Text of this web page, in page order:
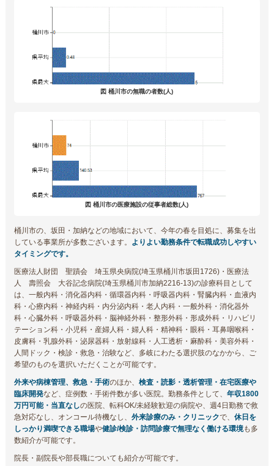
図 桶川市の無職の者数(人)
図 桶川市の医療施設の従事者総数(人)
桶川市の、坂田・加納などの地域において、今年の春を目処に、募集を出
している事業所が多数ございます。 よりよい勤務条件で転職成功しやすい
タイミングです。
医療法人財団 聖蹟会 埼玉県央病院(埼玉県桶川市坂田1726)・医療法
人 壽照会 大谷記念病院(埼玉県桶川市加納2216-13)の診療科目として
は、一般内科・消化器内科・循環器内科・呼吸器内科・腎臓内科・血液内
科・心療内科・神経内科・内分泌内科・老人内科・一般外科・消化器外
科・心臓外科・呼吸器外科・脳神経外科・整形外科・形成外科・リハビリ
テーション科・小児科・産婦人科・婦人科・精神科・眼科・耳鼻咽喉科・
皮膚科・乳腺外科・泌尿器科・放射線科・人工透析・麻酔科・美容外科・
人間ドック・検診・救急・治験など、多岐にわたる選択肢のなかから、ご
希望のものを選択いただくことが可能です。
外来や病棟管理、救急・手術のほか、 検査・読影・透析管理・在宅医療や
臨床開発など、症例数・手術件数が多い医院。勤務条件として、 年収1800
万円可能・当直なしの医院、転科OK/未経験歓迎の病院や、週4日勤務で救
急対応なし、オンコール待機なし、 外来診療のみ・クリニックで、 休日を
しっかり満喫できる職場や健診/検診・訪問診療で無理なく働ける環境も多
数紹介が可能です。
院長・副院長や部長職についても紹介が可能です。